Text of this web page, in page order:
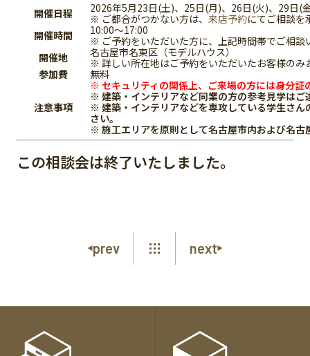
開催日程
2026年5月23日(土)、25日(月)、26日(火)、29日(
※ ご都合がつかない方は、 来店予約にてご相談を
開催時間
10:00〜17:00
※ ご予約をいただいた方に、上記時間帯でご相談
開催地
名古屋市名東区（モデルハウス）
※ 詳しい所在地はご予約をいただいたお客様のみ
参加費
無料
注意事項
※ セキュリティの関係上、ご来場の方には身分証
※ 建築・インテリアなど同業の方の参考見学はご
※ 建築・インテリアなどを専攻している学生さ
さい。
※ 施工エリアを原則として名古屋市内および名
この相談会は終了いたしました。
prev next